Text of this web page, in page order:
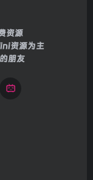
资源
资源为主
朋友